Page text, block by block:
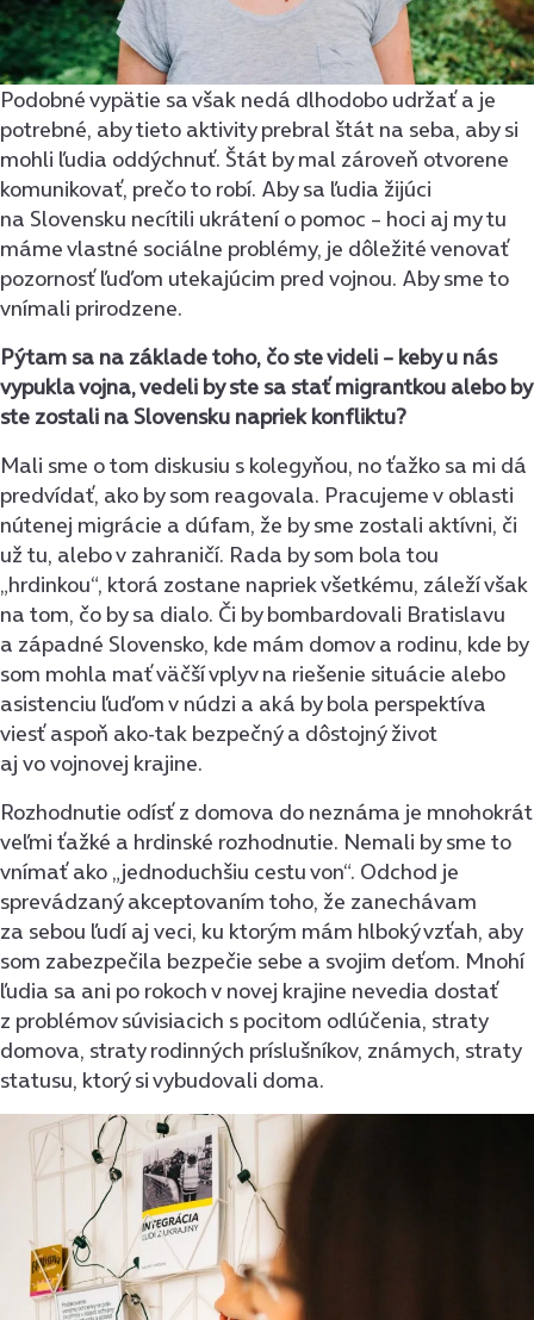
Podobné vypätie sa však nedá dlhodobo udržať a je
potrebné, aby tieto aktivity prebral štát na seba, aby si
mohli ľudia oddýchnuť. Štát by mal zároveň otvorene
komunikovať, prečo to robí. Aby sa ľudia žijúci
na Slovensku necítili ukrátení o pomoc – hoci aj my tu
máme vlastné sociálne problémy, je dôležité venovať
pozornosť ľuďom utekajúcim pred vojnou. Aby sme to
vnímali prirodzene.
Pýtam sa na základe toho, čo ste videli – keby u nás
vypukla vojna, vedeli by ste sa stať migrantkou alebo by
ste zostali na Slovensku napriek konfliktu?
Mali sme o tom diskusiu s kolegyňou, no ťažko sa mi dá
predvídať, ako by som reagovala. Pracujeme v oblasti
nútenej migrácie a dúfam, že by sme zostali aktívni, či
už tu, alebo v zahraničí. Rada by som bola tou
„hrdinkou“, ktorá zostane napriek všetkému, záleží však
na tom, čo by sa dialo. Či by bombardovali Bratislavu
a západné Slovensko, kde mám domov a rodinu, kde by
som mohla mať väčší vplyv na riešenie situácie alebo
asistenciu ľuďom v núdzi a aká by bola perspektíva
viesť aspoň ako-tak bezpečný a dôstojný život
aj vo vojnovej krajine.
Rozhodnutie odísť z domova do neznáma je mnohokrát
veľmi ťažké a hrdinské rozhodnutie. Nemali by sme to
vnímať ako „jednoduchšiu cestu von“. Odchod je
sprevádzaný akceptovaním toho, že zanechávam
za sebou ľudí aj veci, ku ktorým mám hlboký vzťah, aby
som zabezpečila bezpečie sebe a svojim deťom. Mnohí
ľudia sa ani po rokoch v novej krajine nevedia dostať
z problémov súvisiacich s pocitom odlúčenia, straty
domova, straty rodinných príslušníkov, známych, straty
statusu, ktorý si vybudovali doma.